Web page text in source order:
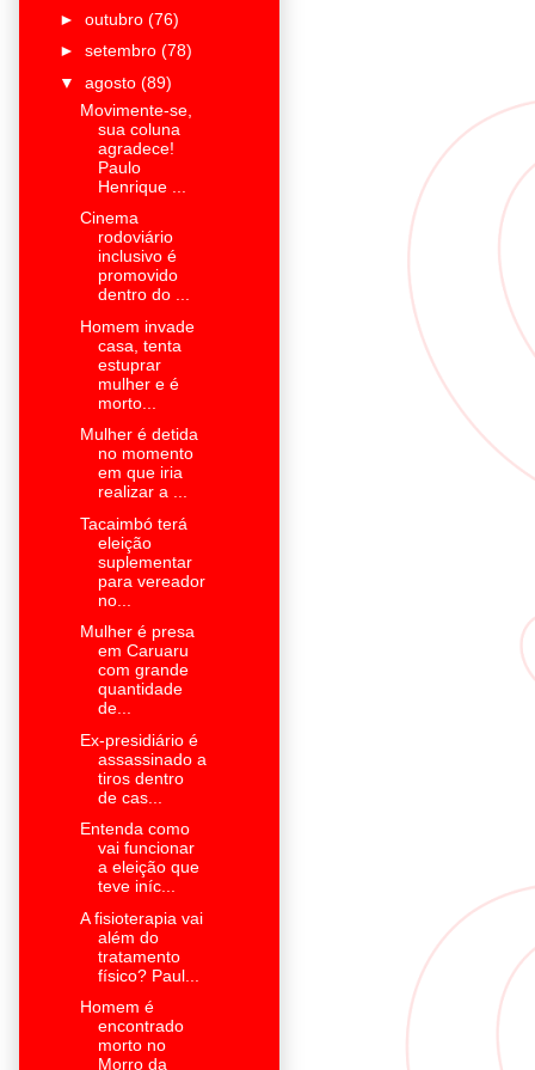
► outubro (76)
► setembro (78)
▼ agosto (89)
Movimente-se,
sua coluna
agradece!
Paulo
Henrique ...
Cinema
rodoviário
inclusivo é
promovido
dentro do ...
Homem invade
casa, tenta
estuprar
mulher e é
morto...
Mulher é detida
no momento
em que iria
realizar a ...
Tacaimbó terá
eleição
suplementar
para vereador
no...
Mulher é presa
em Caruaru
com grande
quantidade
de...
Ex-presidiário é
assassinado a
tiros dentro
de cas...
Entenda como
vai funcionar
a eleição que
teve iníc...
A fisioterapia vai
além do
tratamento
físico? Paul...
Homem é
encontrado
morto no
Morro da